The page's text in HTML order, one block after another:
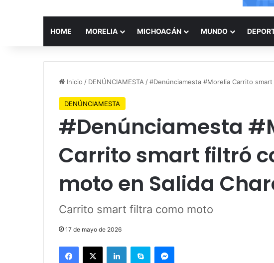
HOME MORELIA MICHOACÁN MUNDO
Inicio / DENÚNCIAMESTA /#Denúnciamesta #Morelia Carrito
DENÚNCIAMESTA
#Denúnciamesta
Carrito smart filtró
moto en Salida
Carrito smart filtra como moto
17 de mayo de 2026
Facebook
X LinkedInSkype Messenger